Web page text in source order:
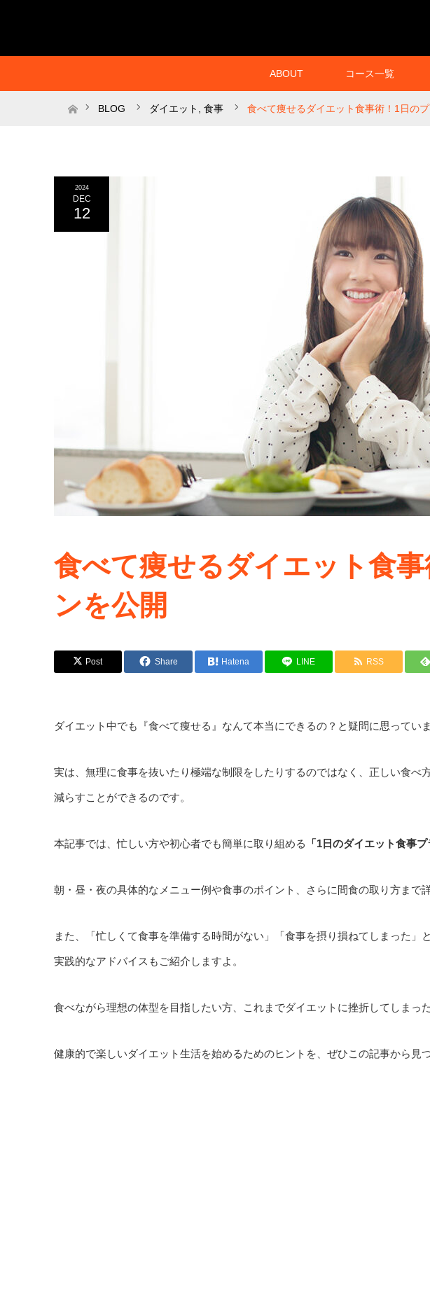
ABOUT コース一覧
ホームBLOG ダイエット 食事 食べて痩せるダイエット食事術！1日の
2024
DEC
12
食べて痩せるダイエット食
ンを公開
Post Share Hatena LINE RSS
ダイエット中でも『食べて痩せる』なんて本当にできるの？と疑問に思ってい
実は、無理に食事を抜いたり極端な制限をしたりするのではなく、正しい食べ
減らすことができるのです。
本記事では、忙しい方や初心者でも簡単に取り組める 「1日のダイエット食事プ
朝・昼・夜の具体的なメニュー例や食事のポイント、さらに間食の取り方まで
また、「忙しくて食事を準備する時間がない」「食事を摂り損ねてしまった」
実践的なアドバイスもご紹介しますよ。
食べながら理想の体型を目指したい方、これまでダイエットに挫折してしまっ
健康的で楽しいダイエット生活を始めるためのヒントを、ぜひこの記事から見